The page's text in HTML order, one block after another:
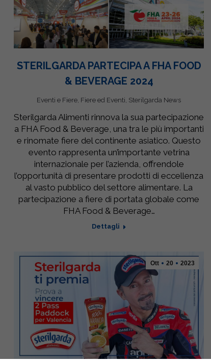
STERILGARDA PARTECIPA A FHA FOOD
& BEVERAGE 2024
Eventi e Fiere, Fiere ed Eventi, Sterilgarda News
Sterilgarda Alimenti rinnova la sua partecipazione
a FHA Food & Beverage, una tra le più importanti
e rinomate fiere del continente asiatico. Questo
evento rappresenta un’importante vetrina
internazionale per l’azienda, offrendole
l’opportunità di presentare prodotti di eccellenza
al vasto pubblico del settore alimentare. La
partecipazione a fiere di portata globale come
FHA Food & Beverage…
Dettagli
Ott 20 2023